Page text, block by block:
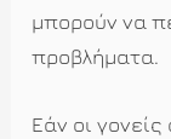
μπορούν να
προβλήματα.
Εάν οι